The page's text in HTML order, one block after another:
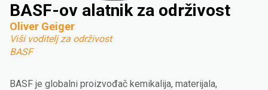
BASF-ov alatnik za održivost
Oliver Geiger
Viši voditelj za održivost
BASF
BASF je globalni proizvođač kemikalija, materijala,